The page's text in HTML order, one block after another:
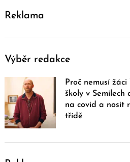
Reklama
Výběr redakce
Proč nemusí
školy v Semilech
na covid a nosit
třídě